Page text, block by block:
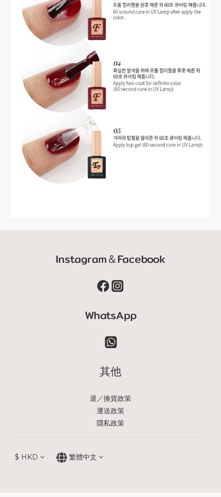
Instagram＆Facebook
WhatsApp
其他
退／換貨政策
運送政策
隱私政策
$ HKD 繁體中文